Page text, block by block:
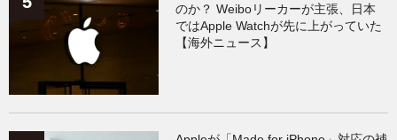
のか？ Weiboリーカーが主張、日本
ではApple Watchが先に上がっていた
【海外ニュース】